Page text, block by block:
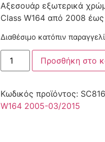
Αξεσουάρ εξωτερικά
Class W164 από 2008 έως
Διαθέσιμο κατόπιν
Προσθήκη στο
Κωδικός προϊόντος:
W164 2005-03/2015